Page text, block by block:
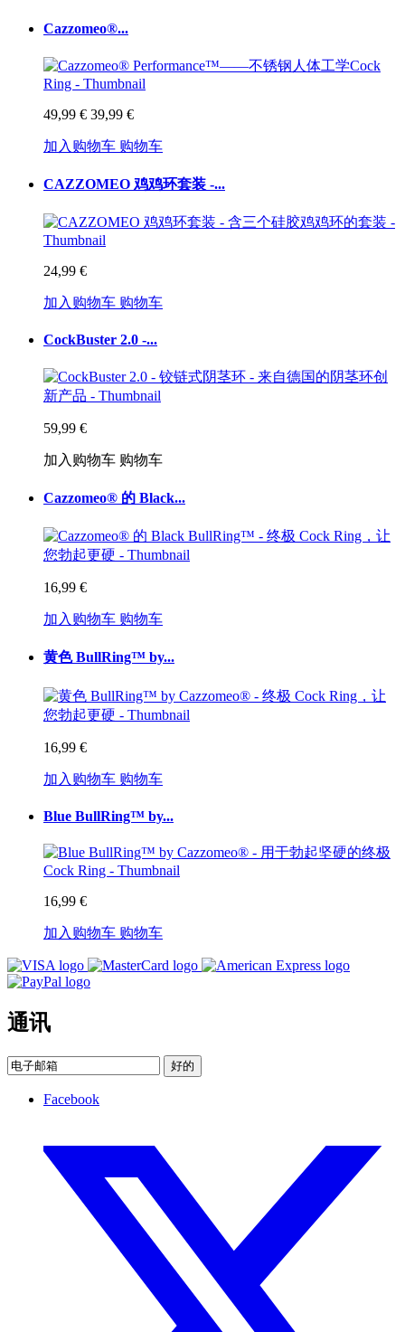
Cazzomeo®...
49,99 € 39,99 €
加入购物车 购物车
CAZZOMEO 鸡鸡环套装 -...
24,99 €
加入购物车 购物车
CockBuster 2.0 -...
59,99 €
加入购物车 购物车
Cazzomeo® 的 Black...
16,99 €
加入购物车 购物车
黄色 BullRing™ by...
16,99 €
加入购物车 购物车
Blue BullRing™ by...
16,99 €
加入购物车 购物车
通讯
好的
Facebook